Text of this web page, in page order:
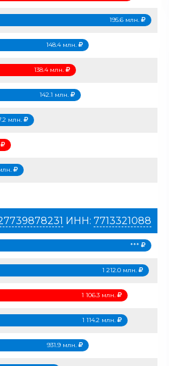
195.6 млн.
148.4 млн.
138.4 млн.
142.1 млн.
млн.
ИНН: 7713321088
***
1 212.0 млн.
1 106.3 млн.
1 114.2 млн.
931.9 млн.